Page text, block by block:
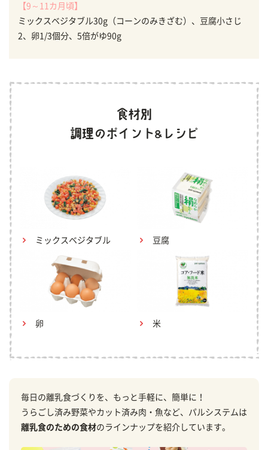
【9～11カ月頃】
ミックスベジタブル30g（コーンのみきざむ）、豆腐小さじ
2、卵1/3個分、5倍がゆ90g
ミックスベジタブル 豆腐
卵 米
毎日の離乳食づくりを、もっと手軽に、簡単に！
うらごし済み野菜やカット済み肉・魚など、パルシステムは
離乳食のための食材のラインナップを紹介しています。